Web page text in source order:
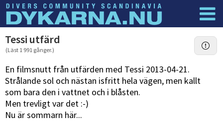
Dyknyheter Logga in
Tessi utfärd
(Läst 1 991 gånger.)
En filmsnutt från utfärden med Tessi 2013-04-21.
Strålande sol och nästan isfritt hela vägen, men kallt
som bara den i vattnet och i blåsten.
Men trevligt var det :-)
Nu är sommarn här...